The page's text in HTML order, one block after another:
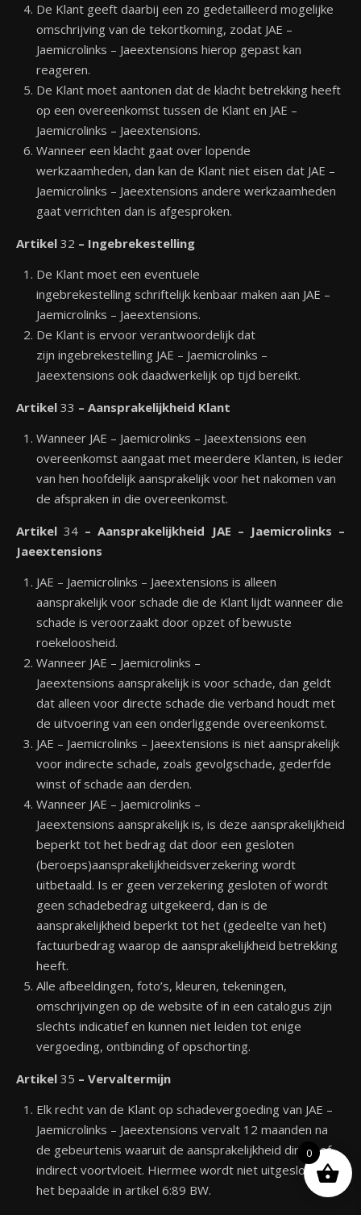
De Klant geeft daarbij een zo gedetailleerd mogelijke
omschrijving van de tekort­koming, zodat JAE –
Jaemicrolinks – Jaeextensions hierop gepast kan
reageren.
De Klant moet aantonen dat de klacht betrekking heeft
op een overeenkomst tussen de Klant en JAE –
Jaemicrolinks – Jaeextensions.
Wanneer een klacht gaat over lopende
werkzaamheden, dan kan de Klant niet eisen dat JAE –
Jaemicrolinks – Jaeextensions andere werkzaamheden
gaat verrichten dan is afgesproken.
Artikel 32 – Ingebrekestelling
De Klant moet een eventuele
ingebrekestelling schriftelijk kenbaar maken aan JAE –
Jaemicrolinks – Jaeextensions.
De Klant is ervoor verantwoordelijk dat
zijn ingebrekestelling JAE – Jaemicrolinks –
Jaeextensions ook daadwerkelijk op tijd bereikt.
Artikel 33 – Aansprakelijkheid Klant
Wanneer JAE – Jaemicrolinks – Jaeextensions een
overeenkomst aangaat met meerdere Klanten, is ieder
van hen hoofdelijk aansprakelijk voor het nakomen van
de afspraken in die overeenkomst.
Artikel34 – Aansprakelijkheid JAE – Jaemicrolinks –
Jaeextensions
JAE – Jaemicrolinks – Jaeextensions is alleen
aansprakelijk voor schade die de Klant lijdt wanneer die
schade is veroorzaakt door opzet of bewuste
roekeloosheid.
Wanneer JAE – Jaemicrolinks –
Jaeextensions aansprakelijk is voor schade, dan geldt
dat alleen voor directe schade die verband houdt met
de uitvoering van een onderliggende overeenkomst.
JAE – Jaemicrolinks – Jaeextensions is niet aansprakelijk
voor indirecte schade, zoals gevolgschade, gederfde
winst of schade aan derden.
Wanneer JAE – Jaemicrolinks –
Jaeextensions aansprakelijk is, is deze aansprakelijkheid
beperkt tot het bedrag dat door een gesloten
(beroeps)aansprakelijkheidsverzekering wordt
uitbetaald. Is er geen verzekering gesloten of wordt
geen schadebedrag uitgekeerd, dan is de
aansprakelijkheid beperkt tot het (gedeelte van het)
factuurbedrag waarop de aansprakelijkheid betrekking
heeft.
Alle afbeeldingen, foto’s, kleuren, tekeningen,
omschrijvingen op de website of in een catalogus zijn
slechts indicatief en kunnen niet leiden tot enige
vergoeding, ontbinding of opschorting.
Artikel 35 – Vervaltermijn
Elk recht van de Klant op schadevergoeding van JAE –
Jaemicrolinks – Jaeextensions vervalt 12 maanden na
de gebeurtenis waaruit de aansprakelijkheid direct of
indirect voortvloeit. Hiermee wordt niet uitgesloten
het bepaalde in artikel 6:89 BW.
0